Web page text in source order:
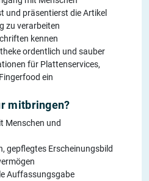
und präsentierst die Artikel
zu verarbeiten
kennen
ordentlich und sauber
für Plattenservices,
ein
mitbringen?
Menschen und
gepflegtes Erscheinungsbild
Auffassungsgabe